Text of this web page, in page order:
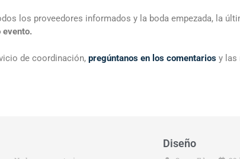
los proveedores informados y la boda empezada, la
evento.
de coordinación, pregúntanos en los comentarios y las
Diseño